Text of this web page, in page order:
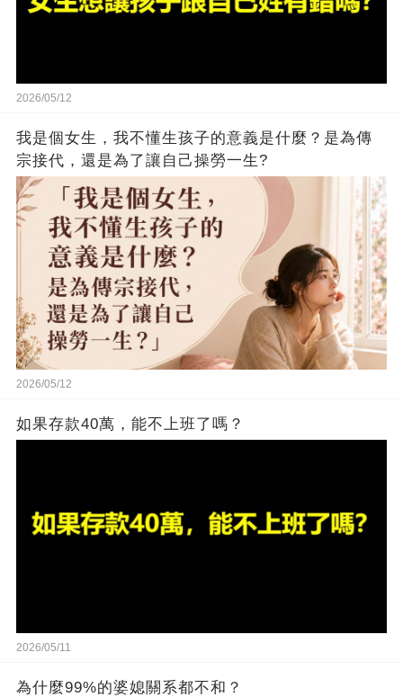
2026/05/12
我是個女生，我不懂生孩子的意義是什麼？是為傳
宗接代，還是為了讓自己操勞一生?
2026/05/12
如果存款40萬，能不上班了嗎？
2026/05/11
為什麼99%的婆媳關系都不和？